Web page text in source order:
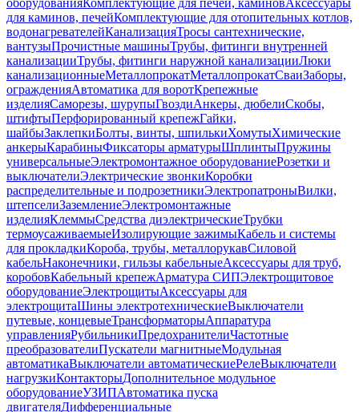
оборудованияКомплектующие для печей, каминовАксессуары
для каминов, печейКомплектующие для отопительных котлов,
водонагревателейКанализацияТросы сантехнические,
вантузыПрочистные машиныТрубы, фитинги внутренней
канализацииТрубы, фитинги наружной канализацииЛюки
канализационныеМеталлопрокатМеталлопрокатСваиЗаборы,
огражденияАвтоматика для воротКрепежные
изделияСаморезы, шурупыГвоздиАнкеры, дюбелиСкобы,
штифтыПерфорированный крепежГайки,
шайбыЗаклепкиБолты, винты, шпилькиХомутыХимические
анкерыКарабиныФиксаторы арматурыШплинтыПружины
универсальныеЭлектромонтажное оборудованиеРозетки и
выключателиЭлектрические звонкиКоробки
распределительные и подрозетникиЭлектропатроныВилки,
штепселиЗаземлениеЭлектромонтажные
изделияКлеммыСредства диэлектрическиеТрубки
термоусаживаемыеИзолирующие зажимыКабель и системы
для прокладкиКороба, трубы, металлорукавСиловой
кабельНаконечники, гильзы кабельныеАксессуары для труб,
коробовКабельный крепежАрматура СИПЭлектрощитовое
оборудованиеЭлектрощитыАксессуары для
электрощитаШины электротехническиеВыключатели
путевые, концевыеТрансформаторыАппаратура
управленияРубильникиПредохранителиЧастотные
преобразователиПускатели магнитныеМодульная
автоматикаВыключатели автоматическиеРелеВыключатели
нагрузкиКонтакторыДополнительное модульное
оборудованиеУЗИПАвтоматика пуска
двигателяДифференциальные